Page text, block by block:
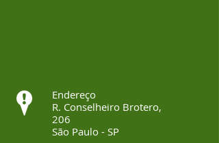
Endereço
R. Conselheiro Brotero,
206
São Paulo - SP